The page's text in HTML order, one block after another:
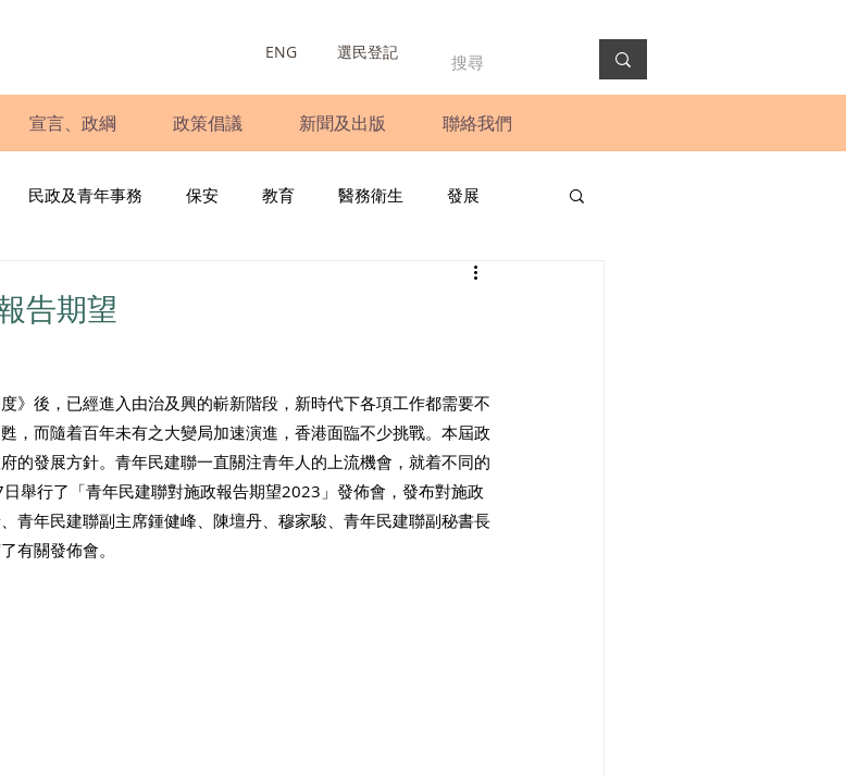
ENG 選民登記
宣言、政綱 政策倡議 新聞及出版 聯絡我們
民政及青年事務 保安 教育 醫務衛生 發展
圓桌會議
告期望
》後，已經進入由治及興的嶄新階段，新時代下各項工作都需要不
，而隨着百年未有之大變局加速演進，香港面臨不少挑戰。本屆政
的發展方針。青年民建聯一直關注青年人的上流機會，就着不同的
舉行了「青年民建聯對施政報告期望2023」發佈會，發布對施政
青年民建聯副主席鍾健峰、陳壇丹、穆家駿、青年民建聯副秘書長
有關發佈會。